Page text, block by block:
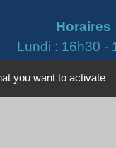
Horaires
Lundi : 16h30 -
Mardi : 8h30 -
Mercredi : 9h00
you want to activate